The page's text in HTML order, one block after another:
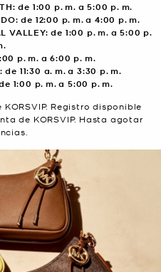
de 1:00 p. m. a 5:00 p. m.
de 12:00 p. m. a 4:00 p. m.
VALLEY: de 1:00 p. m. a 5:00 p.
p. m. a 6:00 p. m.
de 11:30 a. m. a 3:30 p. m.
1:00 p. m. a 5:00 p. m.
Registro disponible
de KORSVIP. Hasta agotar